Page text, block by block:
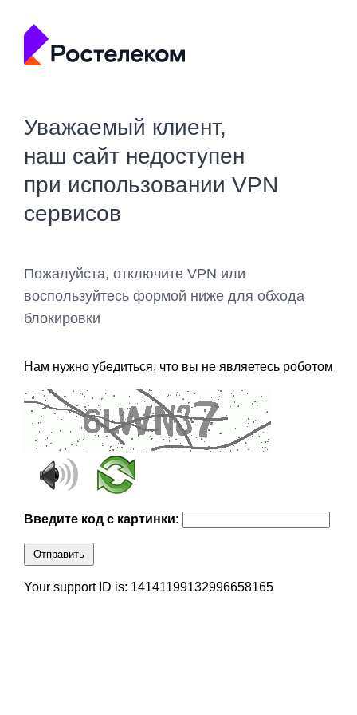
Уважаемый клиент,
наш сайт недоступен
при использовании VPN
сервисов
Пожалуйста, отключите VPN или
воспользуйтесь формой ниже для обхода
блокировки
Нам нужно убедиться, что вы не являетесь роботом
Введите код с картинки:
Отправить
Your support ID is: 14141199132996658165